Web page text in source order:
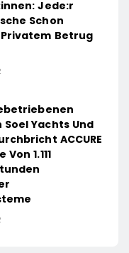
Jede:r
Schon
Privatem Betrug
Soel Yachts Und
ACCURE
1.111